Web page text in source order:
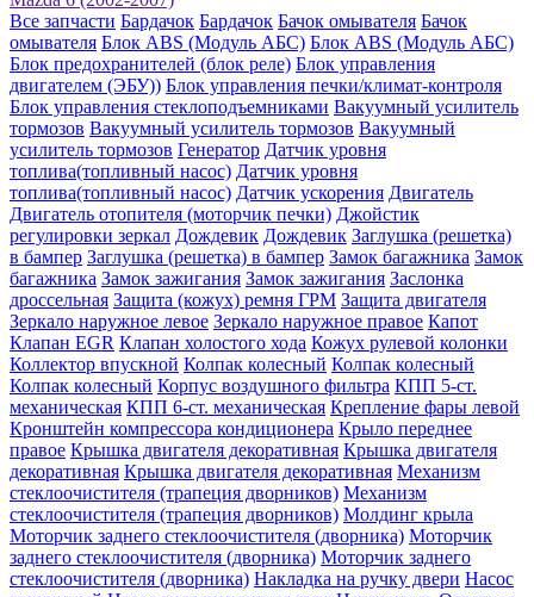
Все запчасти Бардачок Бардачок Бачок омывателя Бачок
омывателя Блок ABS (Модуль АБС) Блок ABS (Модуль АБС)
Блок предохранителей (блок реле) Блок управления
двигателем (ЭБУ)) Блок управления печки/климат-контроля
Блок управления стеклоподъемниками Вакуумный усилитель
тормозов Вакуумный усилитель тормозов Вакуумный
усилитель тормозов Генератор Датчик уровня
топлива(топливный насос) Датчик уровня
топлива(топливный насос) Датчик ускорения Двигатель
Двигатель отопителя (моторчик печки) Джойстик
регулировки зеркал Дождевик Дождевик Заглушка (решетка)
в бампер Заглушка (решетка) в бампер Замок багажника Замок
багажника Замок зажигания Замок зажигания Заслонка
дроссельная Защита (кожух) ремня ГРМ Защита двигателя
Зеркало наружное левое Зеркало наружное правое Капот
Клапан EGR Клапан холостого хода Кожух рулевой колонки
Коллектор впускной Колпак колесный Колпак колесный
Колпак колесный Корпус воздушного фильтра КПП 5-ст.
механическая КПП 6-ст. механическая Крепление фары левой
Кронштейн компрессора кондиционера Крыло переднее
правое Крышка двигателя декоративная Крышка двигателя
декоративная Крышка двигателя декоративная Механизм
стеклоочистителя (трапеция дворников) Механизм
стеклоочистителя (трапеция дворников) Молдинг крыла
Моторчик заднего стеклоочистителя (дворника) Моторчик
заднего стеклоочистителя (дворника) Моторчик заднего
стеклоочистителя (дворника) Накладка на ручку двери Насос